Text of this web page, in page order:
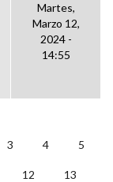
Martes,
Marzo 12,
2024 -
14:55
3 4 5
12 13